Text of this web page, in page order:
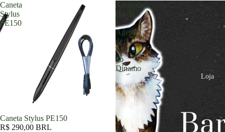
Loja
Caneta
Stylus
PE150
Caneta Stylus PE150
R$ 290,00 BRL
Assinatura
Barda
I
Agente
de
IA
do
Dínamo